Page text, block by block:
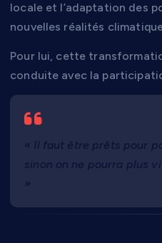
locale et l’adaptation des
nouvelles réalités
Pour lui, cette
conduite avec la
« Il faut être prêts pour
sinon on ne pourra plus
»